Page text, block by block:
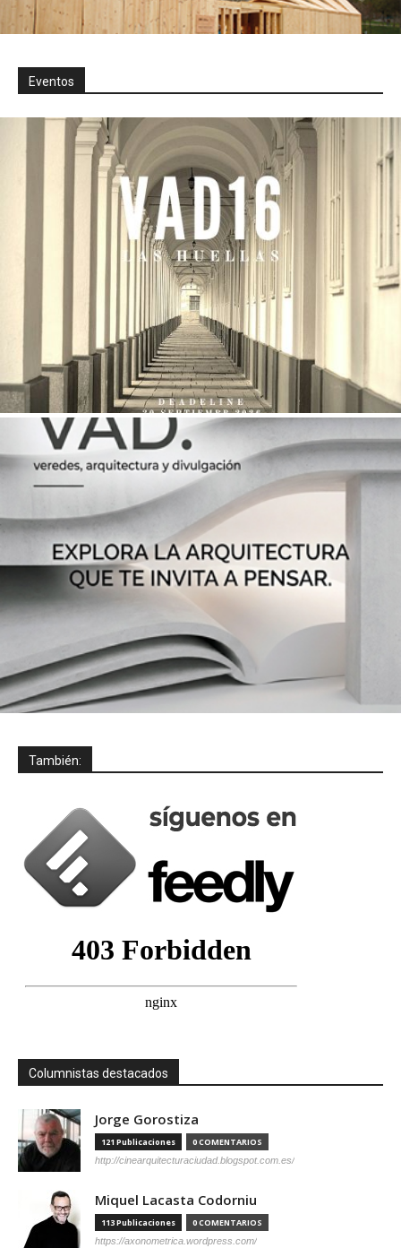
Eventos
También:
Columnistas destacados
Jorge Gorostiza
121 Publicaciones 0 COMENTARIOS
http://cinearquitecturaciudad.blogspot.com.es/
Miquel Lacasta Codorniu
113 Publicaciones 0 COMENTARIOS
https://axonometrica.wordpress.com/